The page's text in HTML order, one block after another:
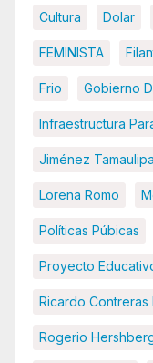
Cultura Dolar
FEMINISTA
Frio Gobierno
Infraestructura
Jiménez
Lorena Romo
Políticas Púbicas
Proyecto
Ricardo Contreras
Rogerio